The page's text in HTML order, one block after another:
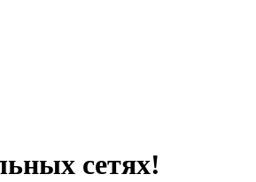
сетях!